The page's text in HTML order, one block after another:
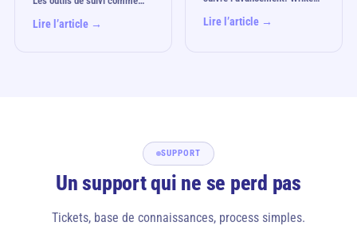
Lire l’article → Lire l’article →
SUPPORT
Un support qui ne se perd pas
Tickets, base de connaissances, process simples.